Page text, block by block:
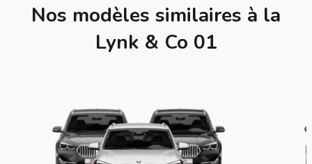
Nos modèles similaires à la
Lynk & Co 01